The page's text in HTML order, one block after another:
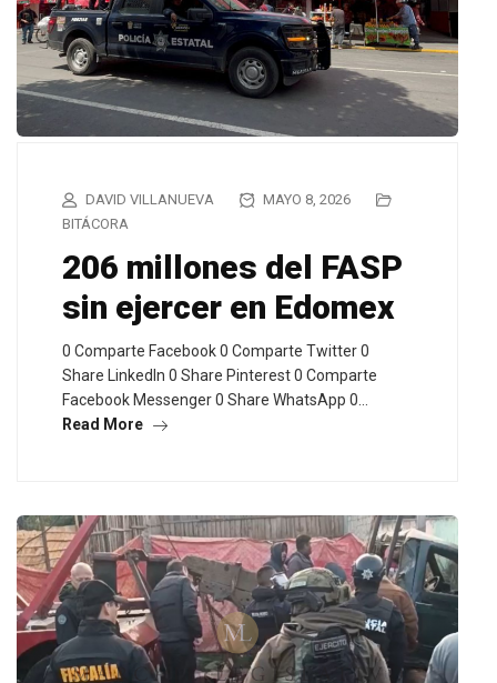
DAVID VILLANUEVA
MAYO 8, 2026
BITÁCORA
206 millones del FASP
sin ejercer en Edomex
0 Comparte Facebook 0 Comparte Twitter 0
Share LinkedIn 0 Share Pinterest 0 Comparte
Facebook Messenger 0 Share WhatsApp 0…
Read More